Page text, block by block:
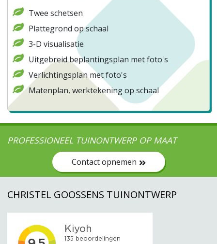
Twee schetsen
Plattegrond op schaal
3-D visualisatie
Uitgebreid beplantingsplan met foto's
Verlichtingsplan met foto's
Matenplan, werktekening op schaal
PROFESSIONEEL TUINONTWERP OP MAAT
Contact opnemen
CHRISTEL GOOSSENS TUINONTWERP